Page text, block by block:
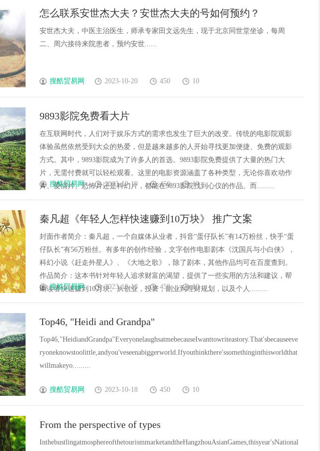
怎么联系安世杰大夫？安世杰大夫的号如何预约？
安世杰大夫，中医主治医生，师承专家田文远先生，现于北京同世堂坐诊，每周
二、周六接待来院患者，预约安世......
搜酷贸易网 2023-10-20 450 10
9893影院免费看大片
在互联网时代，人们对于娱乐方式的需求也发生了巨大的改变。传统的电影院观影
体验虽然依然受到大众的热爱，但是越来越多的人开始寻找更加便捷、免费的观影
方式。其中，9893影院成为了许多人的首选。9893影院免费提供了大量的热门大
片，无需付费就可以轻松观看。这里的电影资源涵盖了各种类型，无论你喜欢动作
片、爱情片、恐怖片还是科幻片，都能在9893影院找到心仪的作品。而.........
搜酷贸易网 2023-10-19 450 10
秦凡超《年轻人怎样快速赚到10万块》 推广文案
封面作者简介：秦凡超，一个自媒体从业者，抖音“蛋仔队长”有14万粉丝，快手“蛋
仔队长”有56万粉丝。有多年的创作经验，文字创作电影剧本《沈国兵与小白侠》，
科幻小说《赶走外星人》、《大地之歌》，除了剧本，其他作品均可在百度查到。
作品简介：这本书针对年轻人追求财富的渴望，提供了一些实用的方法和建议，帮
助读者快速赚到10万块。从创业，投资，副业到理财规划，以及个人.........
搜酷贸易网 2023-10-18 450 10
Top46, "Heidi and Grandpa"
Top46,"HeidiandGrandpa"EveryonelaughsatmebecauseIwanttowriteastory.That'sbecauseeve
ryoneknowstoolittle,andyou'veseenabiggerworld.Ifyouthinkthere'ssomethinginthisworldthat
willmakeyo.........
搜酷贸易网 2023-10-18 450 10
From the perspective of types
InthebustlingatmosphereofthetourismmarketandtheHangzhouAsianGames,thisyear'sNational
的眉眼唇，才是你整张脸的点睛之
笔！淡颜系女生的气质加分项